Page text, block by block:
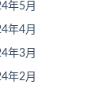
年5月
年4月
年3月
年2月